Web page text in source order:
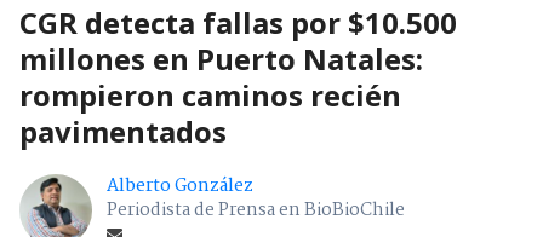
CGR detecta fallas por $10.500
millones en Puerto Natales:
rompieron caminos recién
pavimentados
Alberto González
Periodista de Prensa en BioBioChile